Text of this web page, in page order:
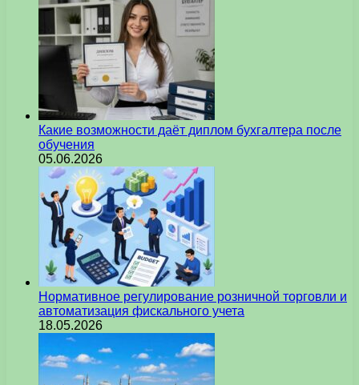
Какие возможности даёт диплом бухгалтера после
обучения
05.06.2026
Нормативное регулирование розничной торговли и
автоматизация фискального учета
18.05.2026